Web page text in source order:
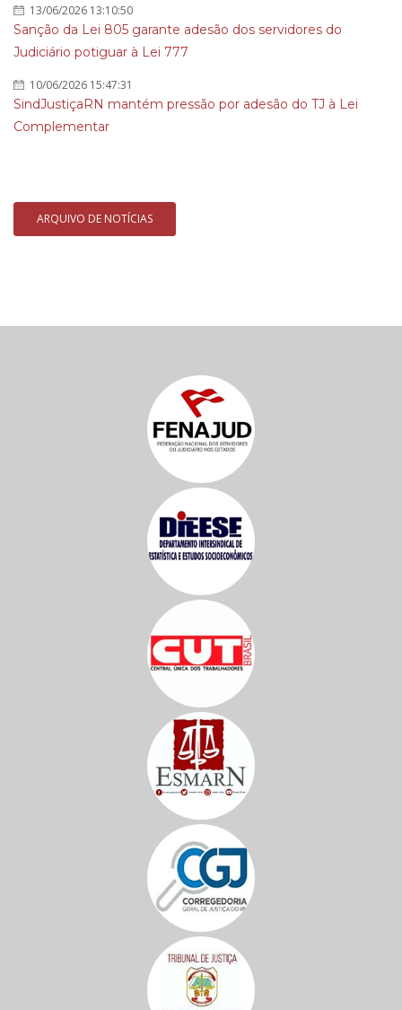
13/06/2026 13:10:50
Sanção da Lei 805 garante adesão dos servidores do
Judiciário potiguar à Lei 777
10/06/2026 15:47:31
SindJustiçaRN mantém pressão por adesão do TJ à Lei
Complementar
ARQUIVO DE NOTÍCIAS